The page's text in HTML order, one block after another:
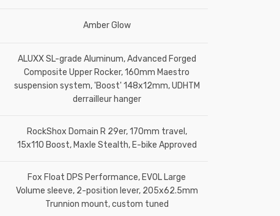
Amber Glow
ALUXX SL-grade Aluminum, Advanced Forged
Composite Upper Rocker, 160mm Maestro
suspension system, 'Boost' 148x12mm, UDHTM
derrailleur hanger
RockShox Domain R 29er, 170mm travel,
15x110 Boost, Maxle Stealth, E-bike Approved
Fox Float DPS Performance, EVOL Large
Volume sleeve, 2-position lever, 205x62.5mm
Trunnion mount, custom tuned